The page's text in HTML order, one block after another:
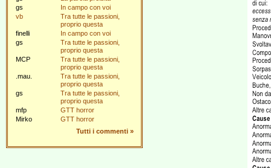
gs
In campo con voi
vb
Tra tutte le passioni,
proprio questa
finelli
In campo con voi
gs
Tra tutte le passioni,
proprio questa
MCP
Tra tutte le passioni,
proprio questa
.mau.
Tra tutte le passioni,
proprio questa
gs
Tra tutte le passioni,
proprio questa
mfp
GTT horror
Mirko
GTT horror
Tutti i commenti »